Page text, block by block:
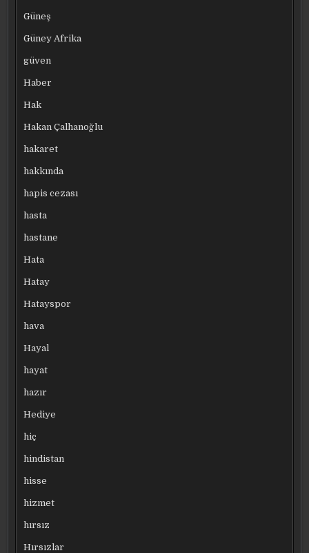
Güneş
Güney Afrika
güven
Haber
Hak
Hakan Çalhanoğlu
hakaret
hakkında
hapis cezası
hasta
hastane
Hata
Hatay
Hatayspor
hava
Hayal
hayat
hazır
Hediye
hiç
hindistan
hisse
hizmet
hırsız
Hırsızlar